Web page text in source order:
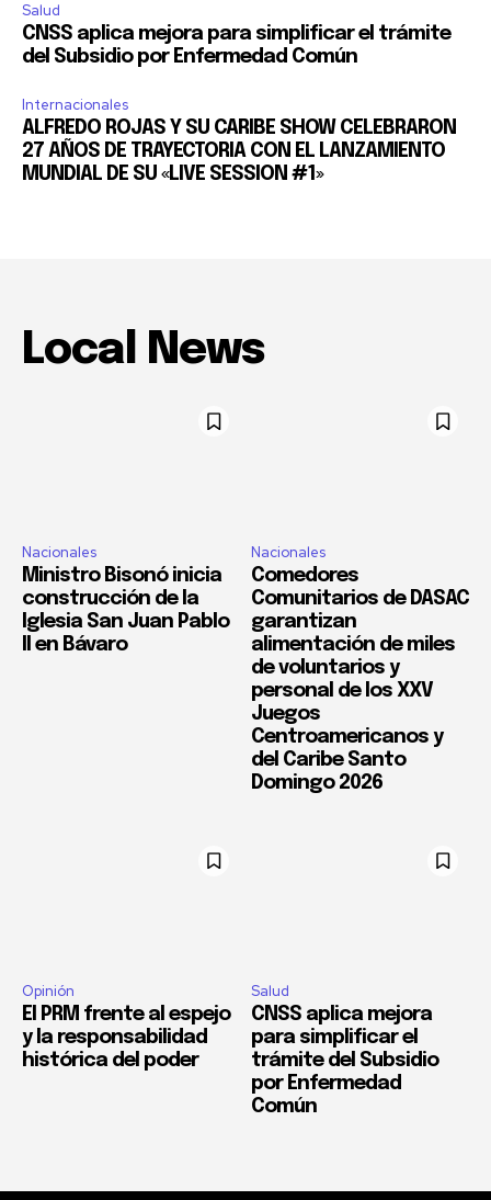
Salud
CNSS aplica mejora para simplificar el trámite
del Subsidio por Enfermedad Común
Internacionales
ALFREDO ROJAS Y SU CARIBE SHOW CELEBRARON
27 AÑOS DE TRAYECTORIA CON EL LANZAMIENTO
MUNDIAL DE SU «LIVE SESSION #1»
Local News
Nacionales
Ministro Bisonó inicia
construcción de la
Iglesia San Juan Pablo
II en Bávaro
Nacionales
Comedores
Comunitarios de DASAC
garantizan
alimentación de miles
de voluntarios y
personal de los XXV
Juegos
Centroamericanos y
del Caribe Santo
Domingo 2026
Opinión
El PRM frente al espejo
y la responsabilidad
histórica del poder
Salud
CNSS aplica mejora
para simplificar el
trámite del Subsidio
por Enfermedad
Común